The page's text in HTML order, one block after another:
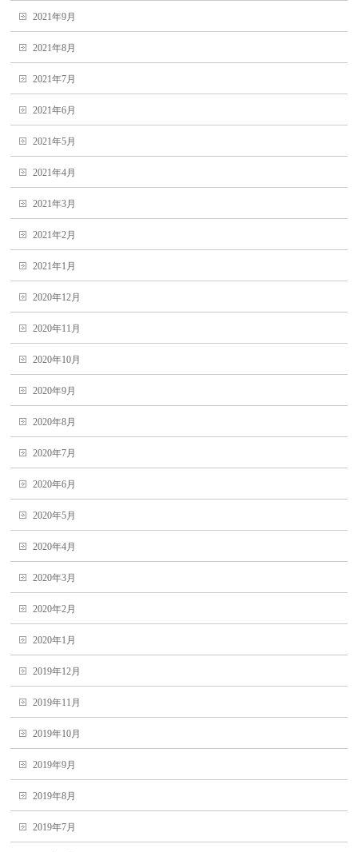
2021年9月
2021年8月
2021年7月
2021年6月
2021年5月
2021年4月
2021年3月
2021年2月
2021年1月
2020年12月
2020年11月
2020年10月
2020年9月
2020年8月
2020年7月
2020年6月
2020年5月
2020年4月
2020年3月
2020年2月
2020年1月
2019年12月
2019年11月
2019年10月
2019年9月
2019年8月
2019年7月